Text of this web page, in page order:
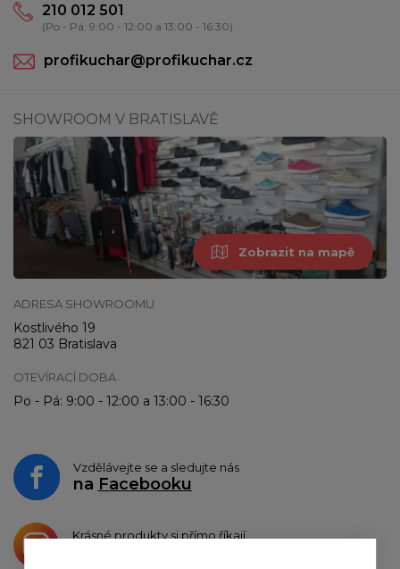
210 012 501
(Po - Pá: 9:00 - 12:00 a 13:00 - 16:30)
profikuchar@profikuchar.cz
SHOWROOM V BRATISLAVĚ
Zobrazit na mapě
ADRESA SHOWROOMU
Kostlivého 19
821 03 Bratislava
OTEVÍRACÍ DOBA
Po - Pá: 9:00 - 12:00 a 13:00 - 16:30
Vzdělávejte se a sledujte nás
na Facebooku
Krásné produkty si přímo říkají